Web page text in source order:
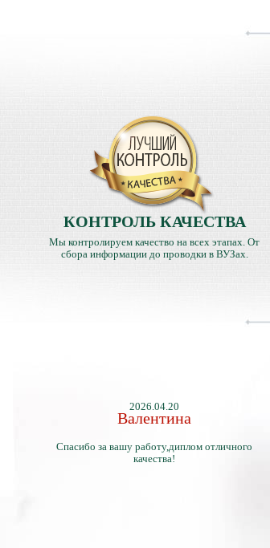
КОНТРОЛЬ КАЧЕСТВА
Мы контролируем качество на всех этапах. От
сбора информации до проводки в ВУЗах.
2026.04.20
Валентина
Спасибо за вашу работу,диплом отличного
качества!